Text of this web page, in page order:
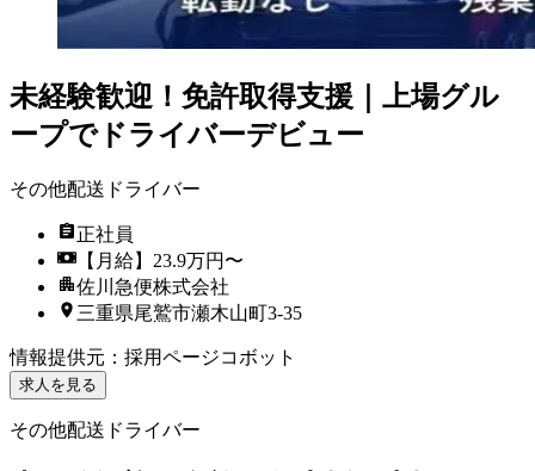
未経験歓迎！免許取得支援｜上場グル
ープでドライバーデビュー
その他配送ドライバー
正社員
【月給】23.9万円〜
佐川急便株式会社
三重県尾鷲市瀬木山町3-35
情報提供元 ： 採用ページコボット
求人を見る
その他配送ドライバー